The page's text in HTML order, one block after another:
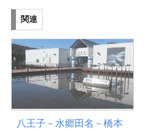
関連
八王子－水郷田名－橋本